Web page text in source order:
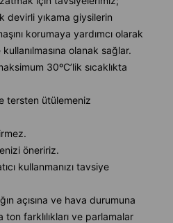
devirli yıkama giysilerin
korumaya yardımcı olarak
olanak sağlar.
30ºC’lik sıcaklıkta
tersten ütülemeniz
öneririz.
kullanmanızı tavsiye
açısına ve hava durumuna
farklılıkları ve parlamalar